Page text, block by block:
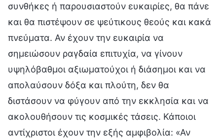
συνθήκες ή παρουσιαστούν ευκαιρίες, θα πάνε
και θα πιστέψουν σε ψεύτικους θεούς και κακά
πνεύματα. Αν έχουν την ευκαιρία να
σημειώσουν ραγδαία επιτυχία, να γίνουν
υψηλόβαθμοι αξιωματούχοι ή διάσημοι και να
απολαύσουν δόξα και πλούτη, δεν θα
διστάσουν να φύγουν από την εκκλησία και να
ακολουθήσουν τις κοσμικές τάσεις. Κάποιοι
αντίχριστοι έχουν την εξής αμφιβολία: «Αν